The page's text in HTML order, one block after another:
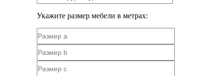
Укажите размер мебели в метрах: